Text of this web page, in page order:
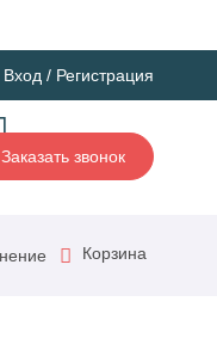
Вход / Регистрация
Заказать звонок
Корзина